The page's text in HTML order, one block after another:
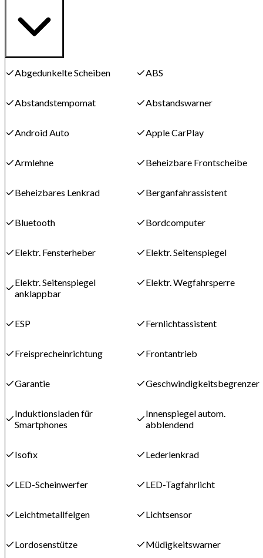
Abgedunkelte Scheiben ABS
Abstandstempomat Abstandswarner
Android Auto Apple CarPlay
Armlehne Beheizbare Frontscheibe
Beheizbares Lenkrad Berganfahrassistent
Bluetooth Bordcomputer
Elektr. Fensterheber Elektr. Seitenspiegel
Elektr. Seitenspiegel
anklappbar
Elektr. Wegfahrsperre
ESP Fernlichtassistent
Freisprecheinrichtung Frontantrieb
Garantie Geschwindigkeitsbegrenzer
Induktionsladen für
Smartphones
Innenspiegel autom.
abblendend
Isofix Lederlenkrad
LED-Scheinwerfer LED-Tagfahrlicht
Leichtmetallfelgen Lichtsensor
Lordosenstütze Müdigkeitswarner